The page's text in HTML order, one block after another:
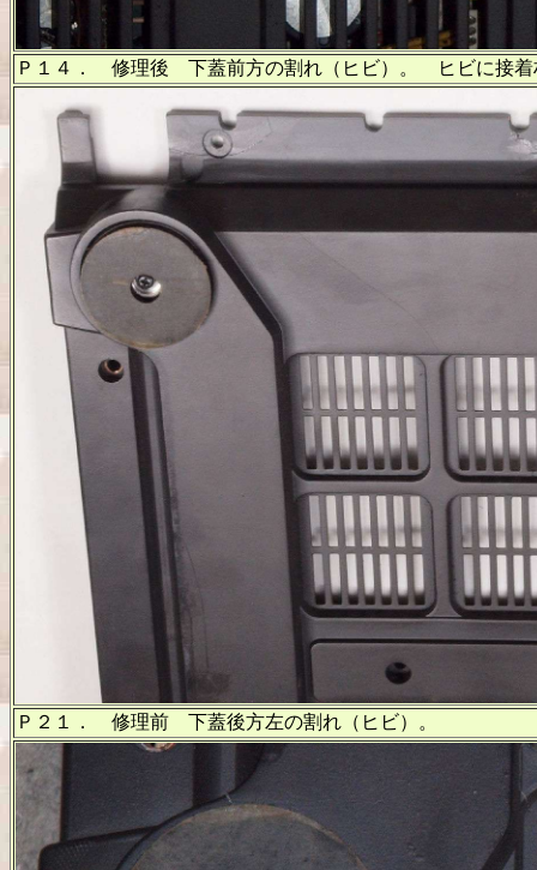
Ｐ１４． 修理後 下蓋前方の割れ（ヒビ）。 ヒビに接着
Ｐ２１． 修理前 下蓋後方左の割れ（ヒビ）。